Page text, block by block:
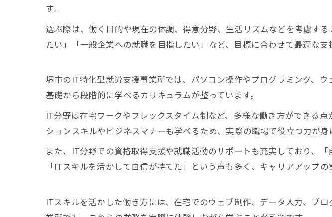
す。
選ぶ際は、働く目的や現在の体調、得意分野、生活リズムなどを考慮す
たい」「一般企業への就職を目指したい」など、目標に合わせて最適な支
堺市のIT特化型就労支援事業所では、パソコン操作やプログラミング、
基礎から段階的に学べるカリキュラムが整っています。
IT分野は在宅ワークやフレックスタイム制など、多様な働き方ができる
ションスキルやビジネスマナーも学べるため、実際の職場で役立つ力が身
また、IT分野での資格取得支援や就職活動のサポートも充実しており、
「ITスキルを活かして自信が持てた」という声も多く、キャリアアップの
ITスキルを活かした働き方には、在宅でのウェブ制作、データ入力、プ